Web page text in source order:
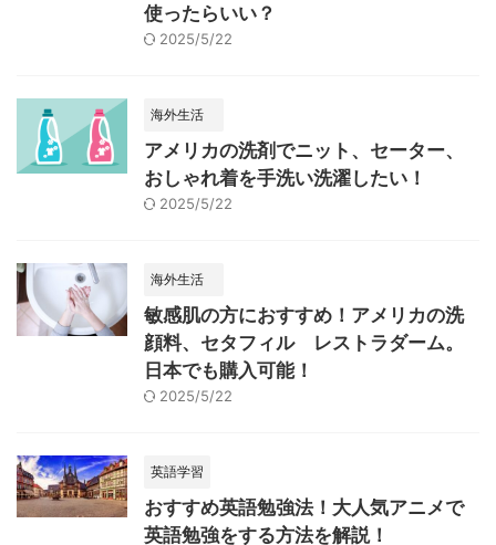
使ったらいい？
2025/5/22
海外生活
アメリカの洗剤でニット、セーター、
おしゃれ着を手洗い洗濯したい！
2025/5/22
海外生活
敏感肌の方におすすめ！アメリカの洗
顔料、セタフィル レストラダーム。
日本でも購入可能！
2025/5/22
英語学習
おすすめ英語勉強法！大人気アニメで
英語勉強をする方法を解説！